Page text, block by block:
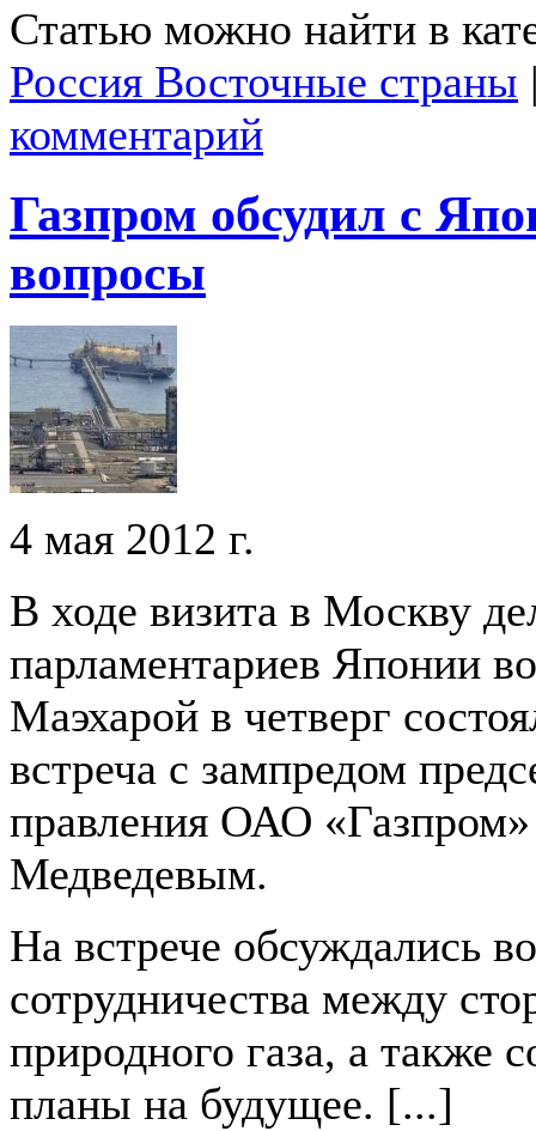
Статью можно найти в
Россия Восточные страны
комментарий
Газпром обсудил с
вопросы
4 мая 2012 г.
В ходе визита в Москву
парламентариев Японии
Маэхарой в четверг
встреча с зампредом
правления ОАО
Медведевым.
На встрече обсуждались
сотрудничества между
природного газа, а также
планы на будущее. [...]